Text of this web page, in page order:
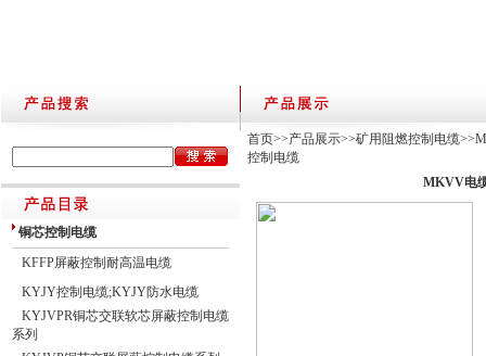
铜芯控制电缆
KFFP屏蔽控制耐高温电缆
KYJY控制电缆;KYJY防水电缆
KYJVPR铜芯交联软芯屏蔽控制电缆
系列
首页>>产品展示>>矿用阻燃控制电缆>>
控制电缆
MKVV电